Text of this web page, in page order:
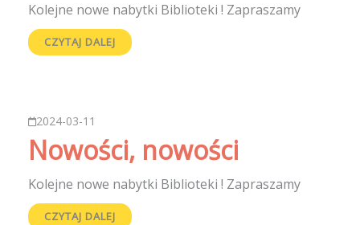
Kolejne nowe nabytki Biblioteki ! Zapraszamy
CZYTAJ DALEJ
2024-03-11
Nowości, nowości
Kolejne nowe nabytki Biblioteki ! Zapraszamy
CZYTAJ DALEJ